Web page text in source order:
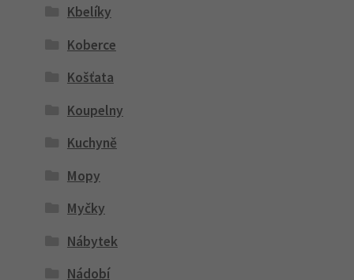
Kbelíky
Koberce
Košťata
Koupelny
Kuchyně
Mopy
Myčky
Nábytek
Nádobí